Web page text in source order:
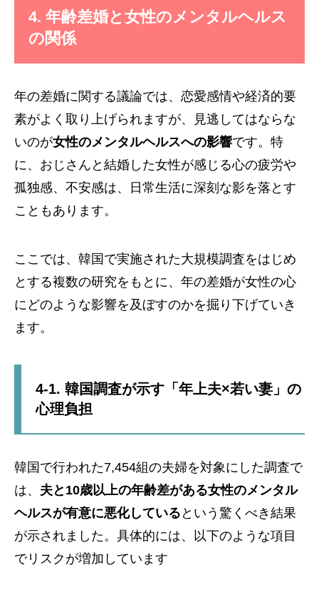
4. 年齢差婚と女性のメンタルヘルス
の関係
年の差婚に関する議論では、恋愛感情や経済的要
素がよく取り上げられますが、見逃してはならな
いのが女性のメンタルヘルスへの影響です。特
に、おじさんと結婚した女性が感じる心の疲労や
孤独感、不安感は、日常生活に深刻な影を落とす
こともあります。
ここでは、韓国で実施された大規模調査をはじめ
とする複数の研究をもとに、年の差婚が女性の心
にどのような影響を及ぼすのかを掘り下げていき
ます。
4-1. 韓国調査が示す「年上夫×若い妻」の
心理負担
韓国で行われた7,454組の夫婦を対象にした調査で
は、 夫と10歳以上の年齢差がある女性のメンタル
ヘルスが有意に悪化している という驚くべき結果
が示されました。具体的には、以下のような項目
でリスクが増加しています